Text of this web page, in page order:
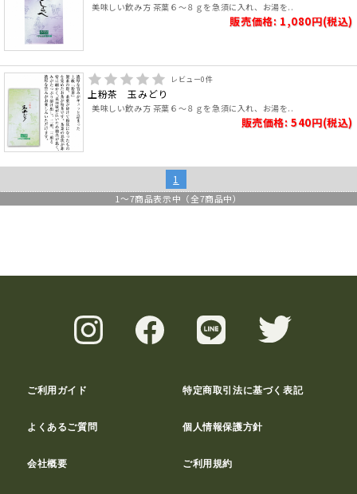
美味しい飲み方 茶葉６～８ｇを急須に入れ、お湯を..
販売価格: 1,080円(税込)
レビュー0件
上粉茶 玉みどり
美味しい飲み方 茶葉６～８ｇを急須に入れ、お湯を..
販売価格: 540円(税込)
1
1 ～7商品表示中（全7商品中）
ご利用ガイド 特定商取引法に基づく表記
よくあるご質問 個人情報保護方針
会社概要 ご利用規約